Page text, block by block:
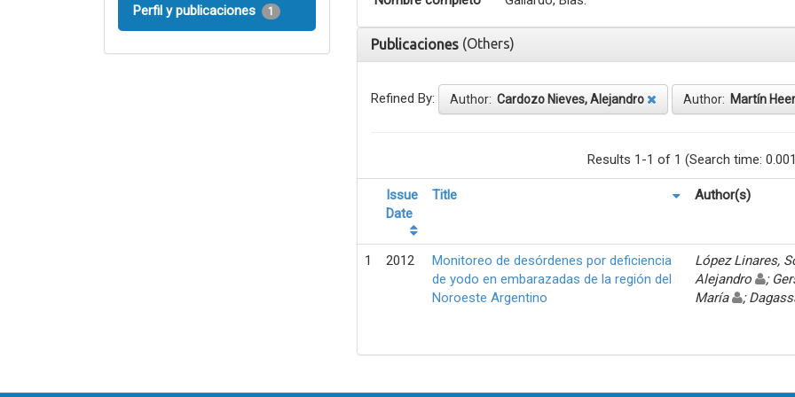
Perfil y publicaciones 1
Publicaciones (Others)
Refined By: Author: Cardozo Nieves, Alejandro Author: Martín
Results 1-1 of 1 (Search time:
Issue
Date
Title Author(s)
1 2012
Monitoreo de desórdenes por deficiencia
de yodo en embarazadas de la región del
Noroeste Argentino
López Linares,
Alejandro
;
María
;